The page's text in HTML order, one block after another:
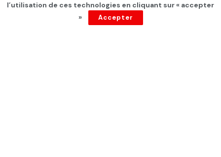
l’utilisation de ces technologies en cliquant sur « accepter
»
Accepter